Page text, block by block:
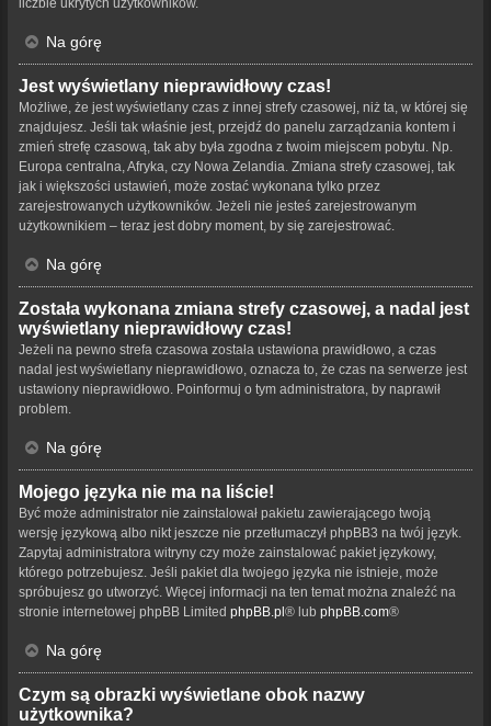
liczbie ukrytych użytkowników.
Na górę
Jest wyświetlany nieprawidłowy czas!
Możliwe, że jest wyświetlany czas z innej strefy czasowej, niż ta, w której się
znajdujesz. Jeśli tak właśnie jest, przejdź do panelu zarządzania kontem i
zmień strefę czasową, tak aby była zgodna z twoim miejscem pobytu. Np.
Europa centralna, Afryka, czy Nowa Zelandia. Zmiana strefy czasowej, tak
jak i większości ustawień, może zostać wykonana tylko przez
zarejestrowanych użytkowników. Jeżeli nie jesteś zarejestrowanym
użytkownikiem – teraz jest dobry moment, by się zarejestrować.
Na górę
Została wykonana zmiana strefy czasowej, a nadal jest
wyświetlany nieprawidłowy czas!
Jeżeli na pewno strefa czasowa została ustawiona prawidłowo, a czas
nadal jest wyświetlany nieprawidłowo, oznacza to, że czas na serwerze jest
ustawiony nieprawidłowo. Poinformuj o tym administratora, by naprawił
problem.
Na górę
Mojego języka nie ma na liście!
Być może administrator nie zainstalował pakietu zawierającego twoją
wersję językową albo nikt jeszcze nie przetłumaczył phpBB3 na twój język.
Zapytaj administratora witryny czy może zainstalować pakiet językowy,
którego potrzebujesz. Jeśli pakiet dla twojego języka nie istnieje, może
spróbujesz go utworzyć. Więcej informacji na ten temat można znaleźć na
stronie internetowej phpBB Limited phpBB.pl ® lub phpBB.com®
Na górę
Czym są obrazki wyświetlane obok nazwy
użytkownika?